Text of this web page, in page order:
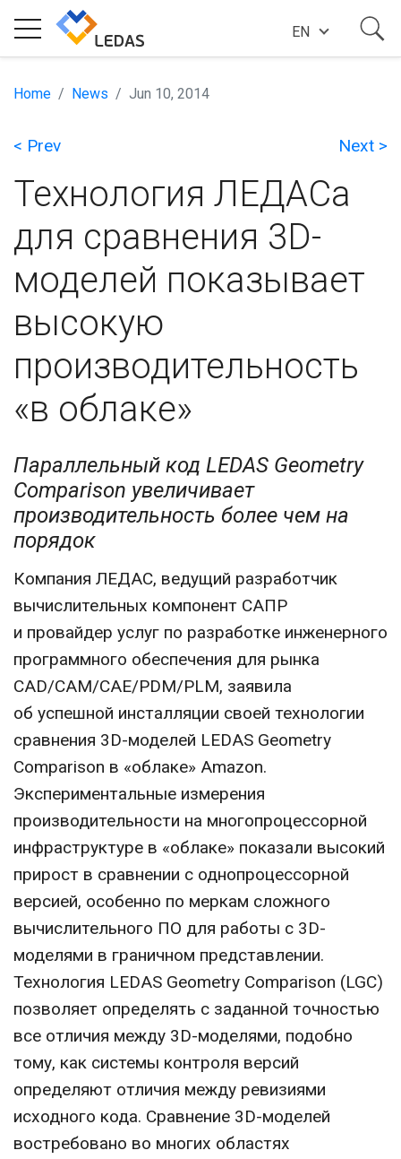
EXPERTISE
COMPANY
NEWS
CONTACT US
EN
Home News Jun 10, 2014
< Prev Next >
Технология ЛЕДАСа
для сравнения 3D-
моделей показывает
высокую
производительность
«в облаке»
Параллельный код LEDAS Geometry
Comparison увеличивает
производительность более чем на
порядок
Компания ЛЕДАС, ведущий разработчик
вычислительных компонент САПР
и провайдер услуг по разработке инженерного
программного обеспечения для рынка
CAD/CAM/CAE/PDM/PLM, заявила
об успешной инсталляции своей технологии
сравнения 3D-моделей LEDAS Geometry
Comparison в «облаке» Amazon.
Экспериментальные измерения
производительности на многопроцессорной
инфраструктуре в «облаке» показали высокий
прирост в сравнении с однопроцессорной
версией, особенно по меркам сложного
вычислительного ПО для работы с 3D-
моделями в граничном представлении.
Технология LEDAS Geometry Comparison (LGC)
позволяет определять с заданной точностью
все отличия между 3D-моделями, подобно
тому, как системы контроля версий
определяют отличия между ревизиями
исходного кода. Сравнение 3D-моделей
востребовано во многих областях